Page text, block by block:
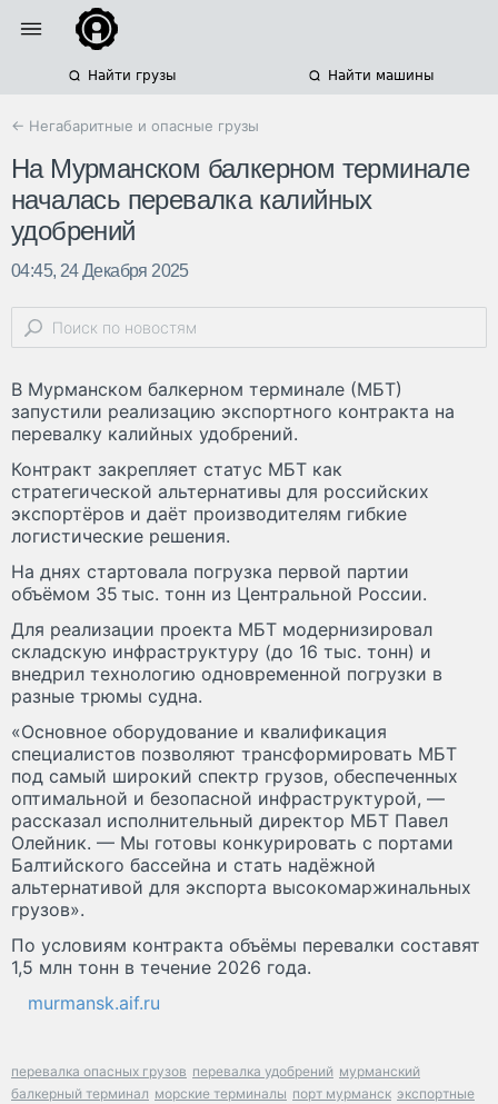
Найти грузы Найти машины
← Негабаритные и опасные грузы
На Мурманском балкерном терминале
началась перевалка калийных
удобрений
04:45, 24 Декабря 2025
В Мурманском балкерном терминале (МБТ)
запустили реализацию экспортного контракта на
перевалку калийных удобрений.
Контракт закрепляет статус МБТ как
стратегической альтернативы для российских
экспортёров и даёт производителям гибкие
логистические решения.
На днях стартовала погрузка первой партии
объёмом 35 тыс. тонн из Центральной России.
Для реализации проекта МБТ модернизировал
складскую инфраструктуру (до 16 тыс. тонн) и
внедрил технологию одновременной погрузки в
разные трюмы судна.
«Основное оборудование и квалификация
специалистов позволяют трансформировать МБТ
под самый широкий спектр грузов, обеспеченных
оптимальной и безопасной инфраструктурой, —
рассказал исполнительный директор МБТ Павел
Олейник. — Мы готовы конкурировать с портами
Балтийского бассейна и стать надёжной
альтернативой для экспорта высокомаржинальных
грузов».
По условиям контракта объёмы перевалки составят
1,5 млн тонн в течение 2026 года.
murmansk.aif.ru
перевалка опасных грузов перевалка удобрений мурманский
балкерный терминал морские терминалы порт мурманск экспортные